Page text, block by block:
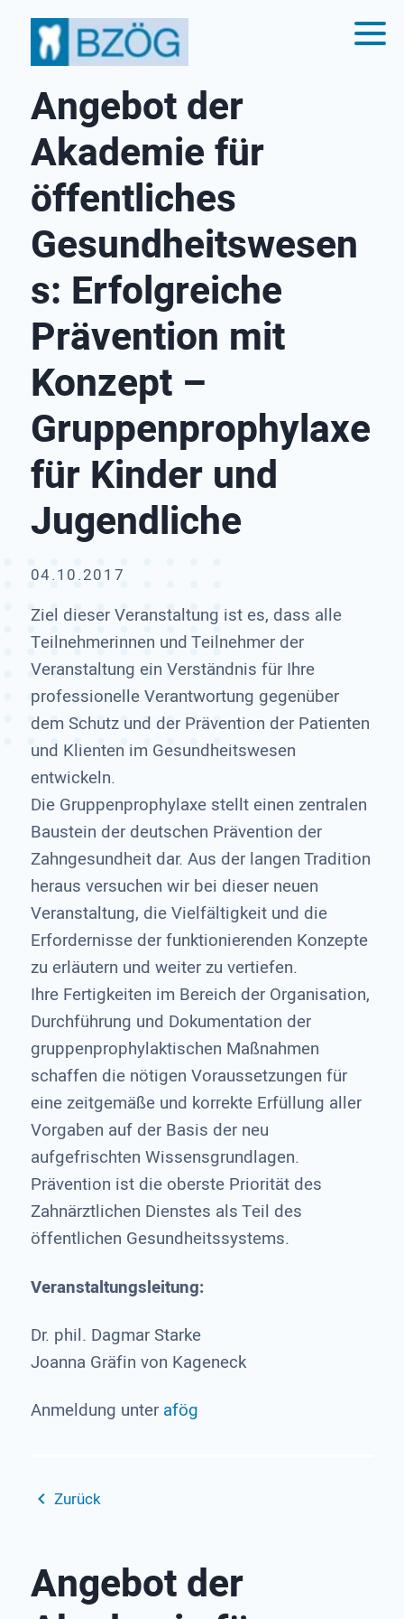
Angebot der
Akademie für
öffentliches
Gesundheitswesen
s: Erfolgreiche
Prävention mit
Konzept –
Gruppenprophylaxe
für Kinder und
Jugendliche
04.10.2017
Ziel dieser Veranstaltung ist es, dass alle
Teilnehmerinnen und Teilnehmer der
Veranstaltung ein Verständnis für Ihre
professionelle Verantwortung gegenüber
dem Schutz und der Prävention der Patienten
und Klienten im Gesundheitswesen
entwickeln.
Die Gruppenprophylaxe stellt einen zentralen
Baustein der deutschen Prävention der
Zahngesundheit dar. Aus der langen Tradition
heraus versuchen wir bei dieser neuen
Veranstaltung, die Vielfältigkeit und die
Erfordernisse der funktionierenden Konzepte
zu erläutern und weiter zu vertiefen.
Ihre Fertigkeiten im Bereich der Organisation,
Durchführung und Dokumentation der
gruppenprophylaktischen Maßnahmen
schaffen die nötigen Voraussetzungen für
eine zeitgemäße und korrekte Erfüllung aller
Vorgaben auf der Basis der neu
aufgefrischten Wissensgrundlagen.
Prävention ist die oberste Priorität des
Zahnärztlichen Dienstes als Teil des
öffentlichen Gesundheitssystems.
Veranstaltungsleitung:
Dr. phil. Dagmar Starke
Joanna Gräfin von Kageneck
Anmeldung unter afög
Zurück
Angebot der